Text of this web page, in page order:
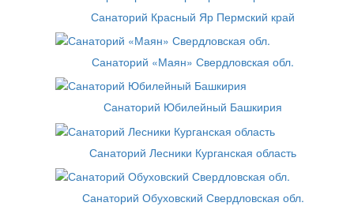
Санаторий Красный Яр Пермский край
Санаторий «Маян» Свердловская обл.
Санаторий Юбилейный Башкирия
Санаторий Лесники Курганская область
Санаторий Обуховский Свердловская обл.